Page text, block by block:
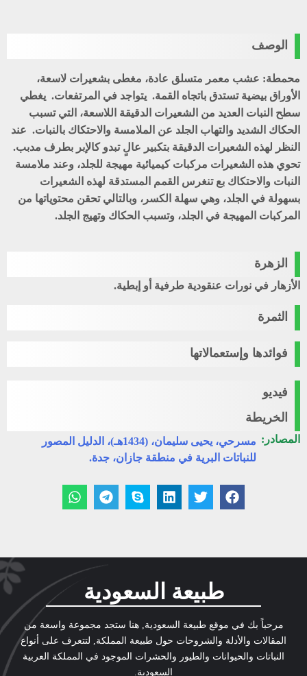
الوصف
محمطة: عشب معمر متسلق عادة، مغطى بشعيرات لاسعة،
الأوراق بيضية تستدق باتجاه القمة. يتواجد في المرتفعات. يغطي
سطح النبات العديد من الشعيرات الدقيقة اللاسعة، التي تسبب
الحكاك الشديد والتهاب الجلد عن الملامسة والاحتكاك بالنبات. عند
النظر لهذه الشعيرات الدقيقة بتكبير عالٍ تبدو كالإبر بطرف مدبب.
تحوي هذه الشعيرات مركبات كيميائية مهيجة للجلد، وعند ملامسة
النبات والاحتكاك بع تنغرس القمم المستدقة لهذه الشعيرات
بسهولة في الجلد، وهي سهلة الكسر، وبالتالي تحقن محتوياتها من
المركبات المهيجة في الجلد، وتسبب الحكاك وتهيج الجلد.
الزهرة
الأزهار في نورات عنقودية طرفية أو إبطية.
الثمرة
فوائدها وإستعمالاتها
فيديو
الخريطة
المصادر:
مسرحي، يحيى سليمان، (1434هـ)، الدليل المصور
للنباتات البرية في منطقة جازان، جدة.
طبيعة السعودية
مرحباً بك في موقع طبيعة السعودية, هنا ستجد مجموعة واسعة من
المقالات والأدلة والشروحات حول طبيعة المملكة, لتتعرف على أنواع
النباتات والحيوانات والطيور والحشرات الموجود في المملكة العربية
السعودية.